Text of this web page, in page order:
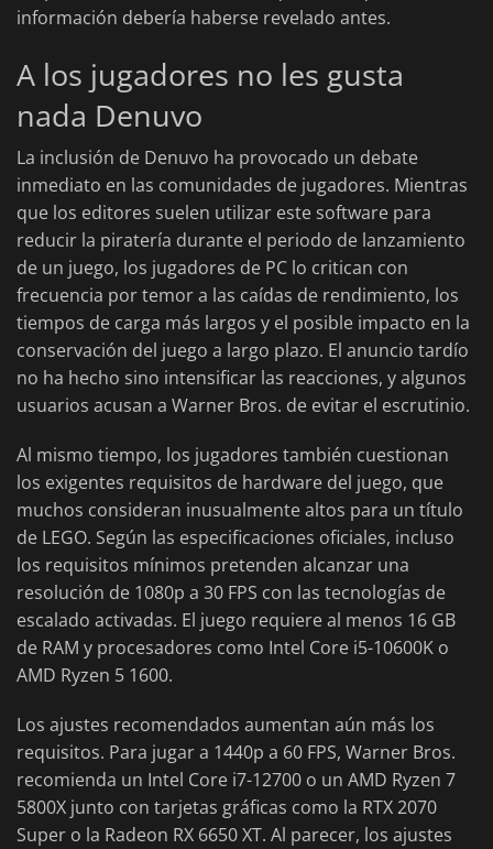
información debería haberse revelado antes.
A los jugadores no les gusta
nada Denuvo
La inclusión de Denuvo ha provocado un debate
inmediato en las comunidades de jugadores. Mientras
que los editores suelen utilizar este software para
reducir la piratería durante el periodo de lanzamiento
de un juego, los jugadores de PC lo critican con
frecuencia por temor a las caídas de rendimiento, los
tiempos de carga más largos y el posible impacto en la
conservación del juego a largo plazo. El anuncio tardío
no ha hecho sino intensificar las reacciones, y algunos
usuarios acusan a Warner Bros. de evitar el escrutinio.
Al mismo tiempo, los jugadores también cuestionan
los exigentes requisitos de hardware del juego, que
muchos consideran inusualmente altos para un título
de LEGO. Según las especificaciones oficiales, incluso
los requisitos mínimos pretenden alcanzar una
resolución de 1080p a 30 FPS con las tecnologías de
escalado activadas. El juego requiere al menos 16 GB
de RAM y procesadores como Intel Core i5-10600K o
AMD Ryzen 5 1600.
Los ajustes recomendados aumentan aún más los
requisitos. Para jugar a 1440p a 60 FPS, Warner Bros.
recomienda un Intel Core i7-12700 o un AMD Ryzen 7
5800X junto con tarjetas gráficas como la RTX 2070
Super o la Radeon RX 6650 XT. Al parecer, los ajustes